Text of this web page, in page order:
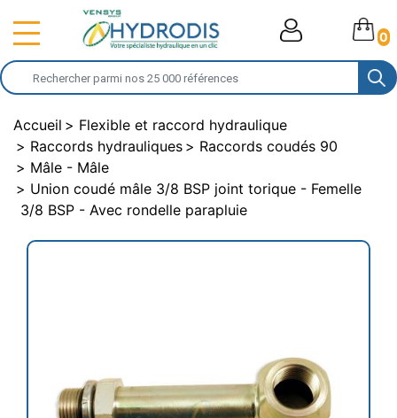
0
Accueil
Flexible et raccord hydraulique
Raccords hydrauliques
Raccords coudés 90
Mâle - Mâle
Union coudé mâle 3/8 BSP joint torique - Femelle
3/8 BSP - Avec rondelle parapluie